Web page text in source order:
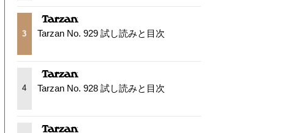
3 Tarzan No. 929 試し読みと目次
4 Tarzan No. 928 試し読みと目次